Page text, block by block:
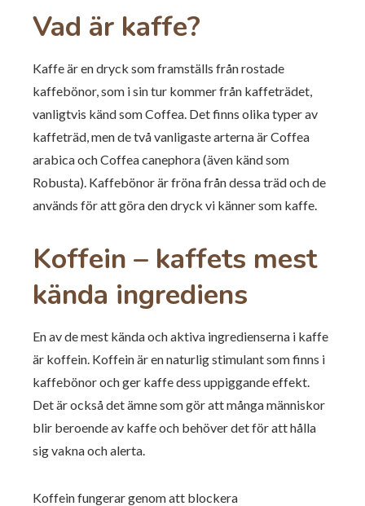
Vad är kaffe?
Kaffe är en dryck som framställs från rostade
kaffebönor, som i sin tur kommer från kaffeträdet,
vanligtvis känd som Coffea. Det finns olika typer av
kaffeträd, men de två vanligaste arterna är Coffea
arabica och Coffea canephora (även känd som
Robusta). Kaffebönor är fröna från dessa träd och de
används för att göra den dryck vi känner som kaffe.
Koffein – kaffets mest
kända ingrediens
En av de mest kända och aktiva ingredienserna i kaffe
är koffein. Koffein är en naturlig stimulant som finns i
kaffebönor och ger kaffe dess uppiggande effekt.
Det är också det ämne som gör att många människor
blir beroende av kaffe och behöver det för att hålla
sig vakna och alerta.
Koffein fungerar genom att blockera